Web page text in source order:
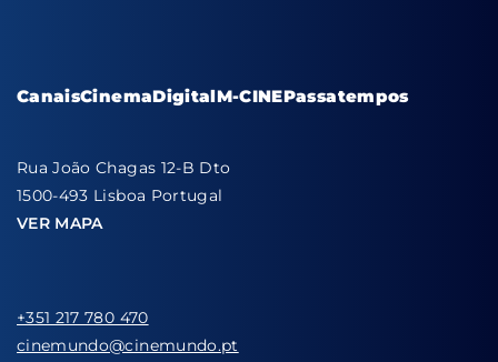
CanaisCinemaDigitalM-CINEPassatempos
Rua João Chagas 12-B Dto
1500-493 Lisboa Portugal
VER MAPA
+351 217 780 470
cinemundo@cinemundo.pt